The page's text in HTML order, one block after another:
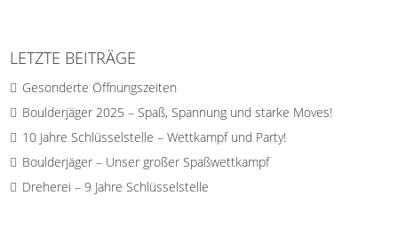
LETZTE BEITRÄGE
Gesonderte Öffnungszeiten
Boulderjäger 2025 – Spaß, Spannung und starke Moves!
10 Jahre Schlüsselstelle – Wettkampf und Party!
Boulderjäger – Unser großer Spaßwettkampf
Dreherei – 9 Jahre Schlüsselstelle